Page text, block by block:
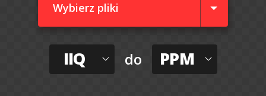
Wybierz pliki
IIQ do PPM